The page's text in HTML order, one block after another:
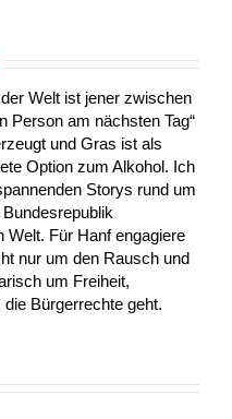
Welt ist jener zwischen
Person am nächsten Tag“
und Gras ist als
Option zum Alkohol. Ich
Storys rund um
Welt. Für Hanf engagiere
nur um den Rausch und
um Freiheit,
Bürgerrechte geht.